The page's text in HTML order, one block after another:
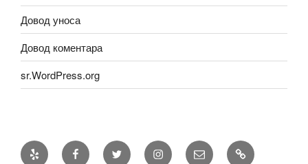
Довод уноса
Довод коментара
sr.WordPress.org
Yelp FacebookTwitter InstagramEmail Recepti